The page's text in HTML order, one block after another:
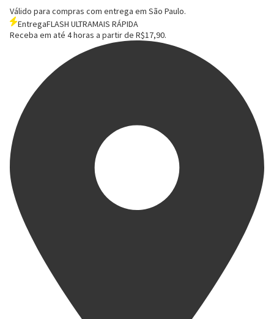
Válido para compras com entrega em São Paulo.
EntregaFLASH ULTRAMAIS RÁPIDA
Receba em até 4 horas a partir de R$17,90.